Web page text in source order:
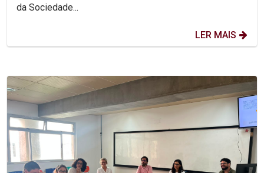
da Sociedade...
LER MAIS